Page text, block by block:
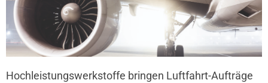
Hochleistungswerkstoffe bringen Luftfahrt-Aufträge